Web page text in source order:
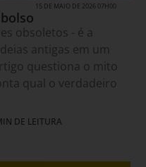
15 DE MAIO DE 2026 07H00
obsoletos - é a
antigas em um
questiona o mito
qual o verdadeiro
DE LEITURA